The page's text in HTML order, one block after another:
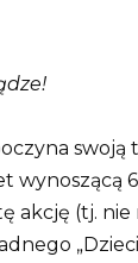
swoją
wynoszącą
akcję (tj.